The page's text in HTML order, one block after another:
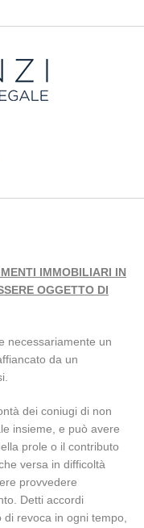
IMMOBILIARI IN
OGGETTO DI
necessariamente un
da un
dei coniugi di non
insieme, e può avere
prole o il contributo
versa in difficoltà
provvedere
Detti accordi
revoca in ogni tempo,